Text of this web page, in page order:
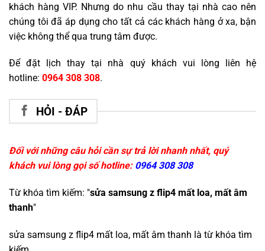
khách hàng VIP. Nhưng do nhu cầu thay tại nhà cao nên
chúng tôi đã áp dụng cho tất cả các khách hàng ở xa, bận
việc không thể qua trung tâm được.
Để đặt lịch thay tại nhà quý khách vui lòng liên hệ
hotline: 0964 308 308.
HỎI - ĐÁP
Đối với những câu hỏi cần sự trả lời nhanh nhất, quý
khách vui lòng gọi số hotline: 0964 308 308
Từ khóa tìm kiếm: "sửa samsung z flip4 mất loa, mất âm
thanh"
sửa samsung z flip4 mất loa, mất âm thanh là từ khóa tìm